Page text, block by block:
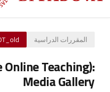
المقررات الدراسية
Teaching):
Media Gallery